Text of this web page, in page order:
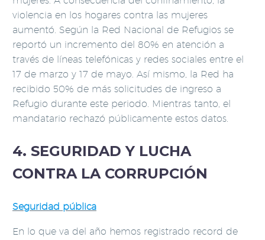
violencia en los hogares contra las mujeres
aumentó. Según la Red Nacional de Refugios se
reportó un incremento del 80% en atención a
través de líneas telefónicas y redes sociales entre el
17 de marzo y 17 de mayo. Así mismo, la Red ha
recibido 50% de más solicitudes de ingreso a
Refugio durante este periodo. Mientras tanto, el
mandatario rechazó públicamente estos datos.
4. SEGURIDAD Y LUCHA
CONTRA LA CORRUPCIÓN
Seguridad pública
En lo que va del año hemos registrado record de